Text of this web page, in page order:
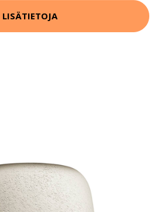
LISÄTIETOJA